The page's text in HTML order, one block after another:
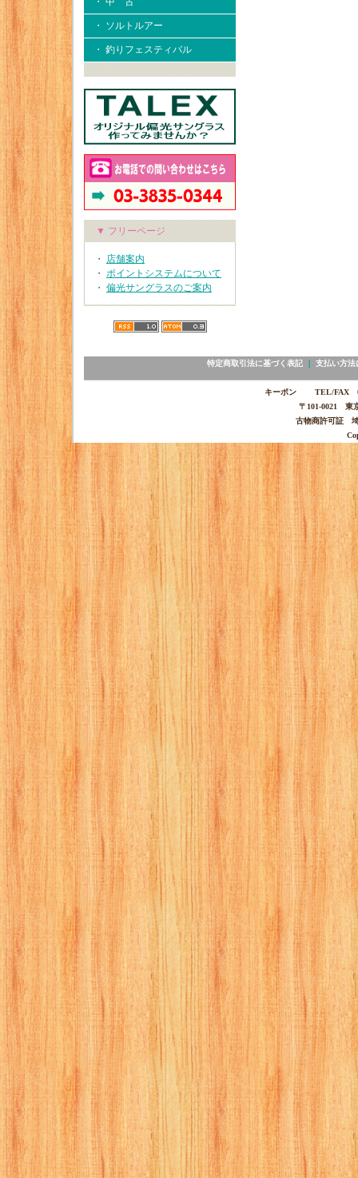
・ ソルトルアー
・ 釣りフェスティバル
▼ フリーページ
・ 店舗案内
・ ポイントシステムについて
・ 偏光サングラスのご案内
特定商取引法に基づく表記｜ 支払い方法
キーポン TEL/FAX
〒101-0021 東
古物商許可証